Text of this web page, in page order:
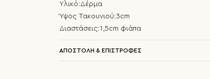
Υλικό:Δέρμα
Ύψος Τακουνιού:3cm
Διαστάσεις:1,5cm φιάπα
ΑΠΟΣΤΟΛΗ & ΕΠΙΣΤΡΟΦΕΣ